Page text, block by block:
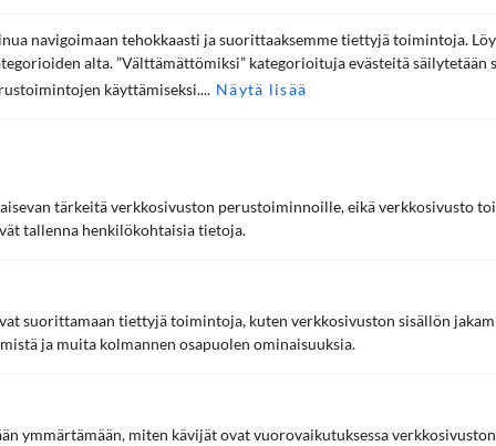
navigoimaan tehokkaasti ja suorittaaksemme tiettyjä toimintoja.
alta. ”Välttämättömiksi” kategorioituja evästeitä säilytetään
käyttämiseksi.... Näytä lisää
tärkeitä verkkosivuston perustoiminnoille, eikä verkkosivusto
tallenna henkilökohtaisia tietoja.
suorittamaan tiettyjä toimintoja, kuten verkkosivuston sisällön
ja muita kolmannen osapuolen ominaisuuksia.
ymmärtämään, miten kävijät ovat vuorovaikutuksessa verkkosivuston
Picnic Group on suomalainen ravintola- ja
kahvilakonserni, johon kuuluvat ravintolaketju
Picnic, laadukkaaseen kahviin ja lounaaseen
LUE LISÄÄ